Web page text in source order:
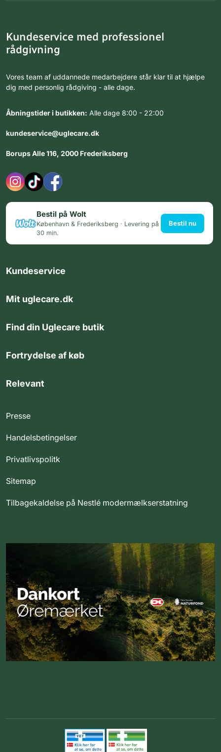
Kundeservice med professionel
rådgivning
Vores team af uddannede medarbejdere står klar til at hjælpe
dig med personlig rådgiving - alle dage.
Åbningstider i butikken: Alle dage 8:00 - 22:00
kundeservice@uglecare.dk
Borups Alle 116, 2000 Frederiksberg
Bestil på Wolt
København & Frederiksberg · Levering på
30 min.
Bestil nu
Kundeservice
Mit uglecare.dk
Find din Uglecare butik
Fortrydelse af køb
Relevant
Presse
Handelsbetingelser
Privatlivspolitk
Sitemap
Tilbagekaldelse på Nestlé modermælkserstatning